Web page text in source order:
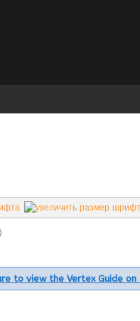
to view the Vertex Guide